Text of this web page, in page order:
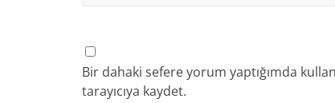
Bir dahaki sefere yorum yaptığımda
tarayıcıya kaydet.